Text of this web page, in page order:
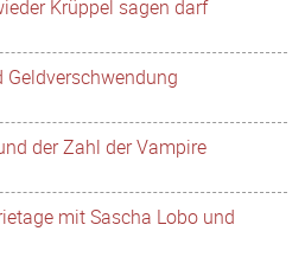
Krüppel sagen darf
der Zahl der Vampire
mit Sascha Lobo und